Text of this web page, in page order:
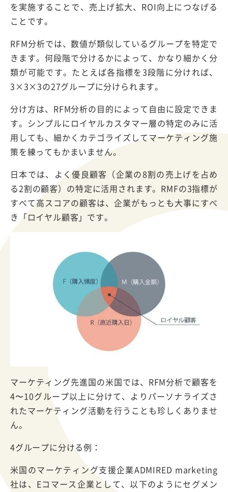
を実施することで、売上げ拡大、ROI向上につなげる
ことです。
RFM分析では、数値が類似しているグループを特定で
きます。何段階で分けるかによって、かなり細かく分
類が可能です。たとえば各指標を3段階に分ければ、
3×3×3の27グループに分けられます。
分け方は、RFM分析の目的によって自由に設定できま
す。シンプルにロイヤルカスタマー層の特定のみに活
用しても、細かくカテゴライズしてマーケティング施
策を練ってもかまいません。
日本では、よく優良顧客（企業の8割の売上げを占め
る2割の顧客）の特定に活用されます。RMFの3指標が
すべて高スコアの顧客は、企業がもっとも大事にすべ
き「ロイヤル顧客」です。
マーケティング先進国の米国では、RFM分析で顧客を
4〜10グループ以上に分けて、よりパーソナライズさ
れたマーケティング活動を行うことも珍しくありませ
ん。
4グループに分ける例：
米国のマーケティング支援企業ADMIRED marketing
社は、Eコマース企業として、以下のようにセグメン